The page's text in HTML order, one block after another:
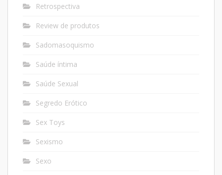
Retrospectiva
Review de produtos
Sadomasoquismo
Saúde íntima
Saúde Sexual
Segredo Erótico
Sex Toys
Sexismo
Sexo